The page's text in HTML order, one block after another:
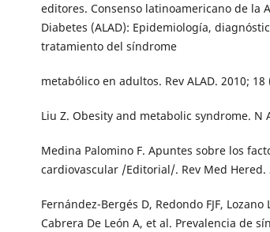
editores. Consenso latinoamericano de la
Diabetes (ALAD): Epidemiología,
tratamiento del síndrome
metabólico en adultos. Rev ALAD. 2010; 18
Liu Z. Obesity and metabolic syndrome. N
Medina Palomino F. Apuntes sobre los
cardiovascular /Editorial/. Rev Med Hered.
Fernández-Bergés D, Redondo FJF, Lozano
Cabrera De León A, et al. Prevalencia de